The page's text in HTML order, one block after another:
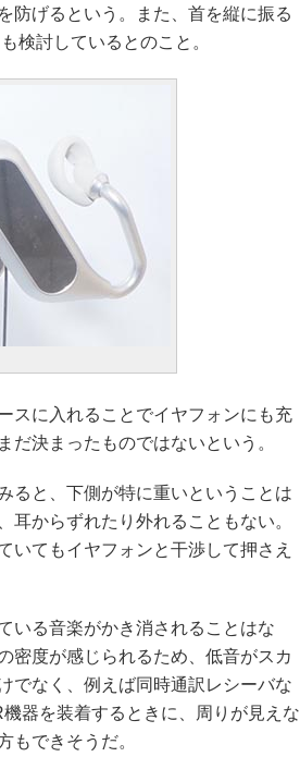
防げるという。また、首を縦に振る
検討しているとのこと。
スに入れることでイヤフォンにも充
だ決まったものではないという。
ると、下側が特に重いということは
からずれたり外れることもない。
いてもイヤフォンと干渉して押さえ
いる音楽がかき消されることはな
密度が感じられるため、低音がスカ
でなく、例えば同時通訳レシーバな
器を装着するときに、周りが見えな
もできそうだ。